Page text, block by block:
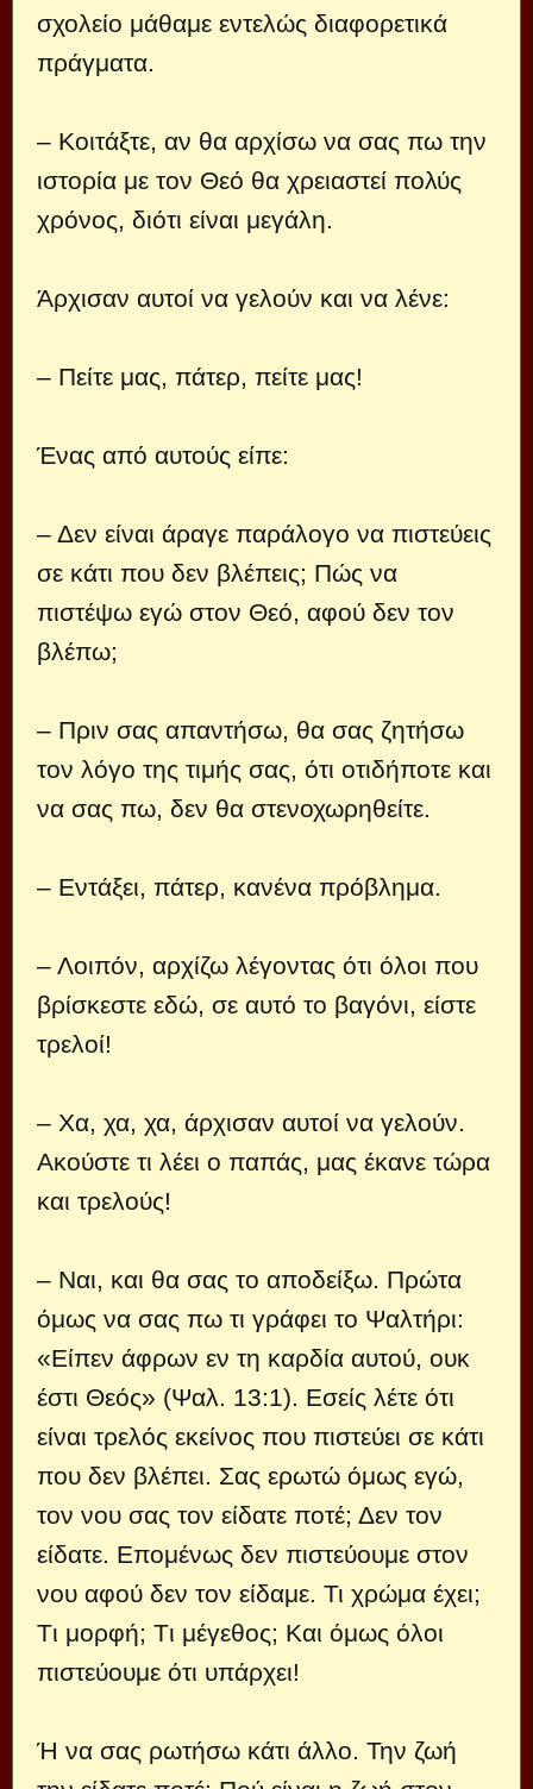
σχολείο μάθαμε εντελώς διαφορετικά
πράγματα.
– Κοιτάξτε, αν θα αρχίσω να σας πω την
ιστορία με τον Θεό θα χρειαστεί πολύς
χρόνος, διότι είναι μεγάλη.
Άρχισαν αυτοί να γελούν και να λένε:
– Πείτε μας, πάτερ, πείτε μας!
Ένας από αυτούς είπε:
– Δεν είναι άραγε παράλογο να πιστεύεις
σε κάτι που δεν βλέπεις; Πώς να
πιστέψω εγώ στον Θεό, αφού δεν τον
βλέπω;
– Πριν σας απαντήσω, θα σας ζητήσω
τον λόγο της τιμής σας, ότι οτιδήποτε και
να σας πω, δεν θα στενοχωρηθείτε.
– Εντάξει, πάτερ, κανένα πρόβλημα.
– Λοιπόν, αρχίζω λέγοντας ότι όλοι που
βρίσκεστε εδώ, σε αυτό το βαγόνι, είστε
τρελοί!
– Χα, χα, χα, άρχισαν αυτοί να γελούν.
Ακούστε τι λέει ο παπάς, μας έκανε τώρα
και τρελούς!
– Ναι, και θα σας το αποδείξω. Πρώτα
όμως να σας πω τι γράφει το Ψαλτήρι:
«Είπεν άφρων εν τη καρδία αυτού, ουκ
έστι Θεός» (Ψαλ. 13:1). Εσείς λέτε ότι
είναι τρελός εκείνος που πιστεύει σε κάτι
που δεν βλέπει. Σας ερωτώ όμως εγώ,
τον νου σας τον είδατε ποτέ; Δεν τον
είδατε. Επομένως δεν πιστεύουμε στον
νου αφού δεν τον είδαμε. Τι χρώμα έχει;
Tι μορφή; Tι μέγεθος; Kαι όμως όλοι
πιστεύουμε ότι υπάρχει!
Ή να σας ρωτήσω κάτι άλλο. Την ζωή